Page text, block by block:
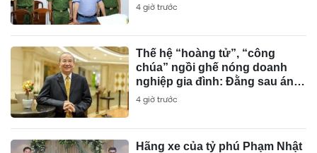
4 giờ trước
Thế hệ “hoàng tử”, “công
chúa” ngồi ghế nóng doanh
nghiệp gia đình: Đằng sau ánh
hào quang
4 giờ trước
Hãng xe của tỷ phú Phạm Nhật